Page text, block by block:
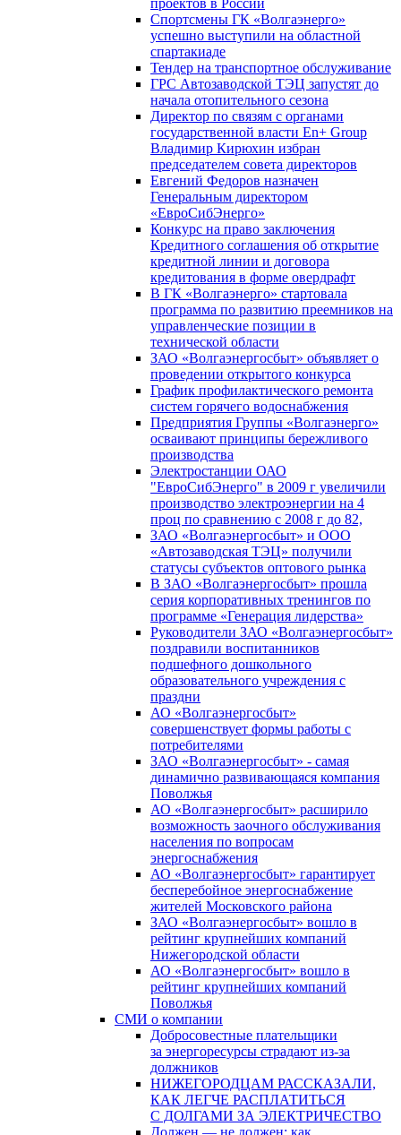
проектов в России
Спортсмены ГК «Волгаэнерго»
успешно выступили на областной
спартакиаде
Тендер на транспортное обслуживание
ГРС Автозаводской ТЭЦ запустят до
начала отопительного сезона
Директор по связям с органами
государственной власти En+ Group
Владимир Кирюхин избран
председателем совета директоров
Евгений Федоров назначен
Генеральным директором
«ЕвроСибЭнерго»
Конкурс на право заключения
Кредитного соглашения об открытие
кредитной линии и договора
кредитования в форме овердрафт
В ГК «Волгаэнерго» стартовала
программа по развитию преемников на
управленческие позиции в
технической области
ЗАО «Волгаэнергосбыт» объявляет о
проведении открытого конкурса
График профилактического ремонта
систем горячего водоснабжения
Предприятия Группы «Волгаэнерго»
осваивают принципы бережливого
производства
Электростанции ОАО
"ЕвроСибЭнерго" в 2009 г увеличили
производство электроэнергии на 4
проц по сравнению с 2008 г до 82,
ЗАО «Волгаэнергосбыт» и ООО
«Автозаводская ТЭЦ» получили
статусы субъектов оптового рынка
В ЗАО «Волгаэнергосбыт» прошла
серия корпоративных тренингов по
программе «Генерация лидерства»
Руководители ЗАО «Волгаэнергосбыт»
поздравили воспитанников
подшефного дошкольного
образовательного учреждения с
праздни
АО «Волгаэнергосбыт»
совершенствует формы работы с
потребителями
ЗАО «Волгаэнергосбыт» - самая
динамично развивающаяся компания
Поволжья
АО «Волгаэнергосбыт» расширило
возможность заочного обслуживания
населения по вопросам
энергоснабжения
АО «Волгаэнергосбыт» гарантирует
бесперебойное энергоснабжение
жителей Московского района
ЗАО «Волгаэнергосбыт» вошло в
рейтинг крупнейших компаний
Нижегородской области
АО «Волгаэнергосбыт» вошло в
рейтинг крупнейших компаний
Поволжья
СМИ о компании
Добросовестные плательщики
за энергоресурсы страдают из-за
должников
НИЖЕГОРОДЦАМ РАССКАЗАЛИ,
КАК ЛЕГЧЕ РАСПЛАТИТЬСЯ
С ДОЛГАМИ ЗА ЭЛЕКТРИЧЕСТВО